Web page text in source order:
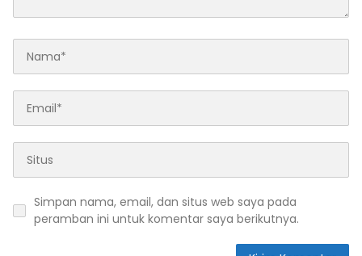
Simpan nama, email, dan situs web saya pada
peramban ini untuk komentar saya berikutnya.